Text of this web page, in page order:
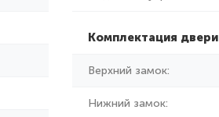
Комплектация двери
Верхний замок:
Нижний замок: